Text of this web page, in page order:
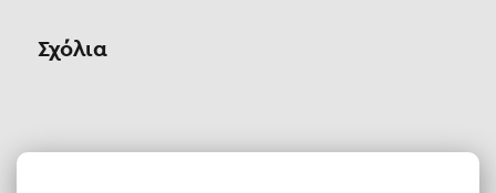
Σχόλια